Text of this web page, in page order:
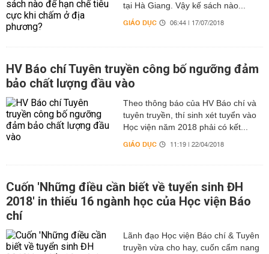
tại Hà Giang. Vậy kế sách nào...
GIÁO DỤC 06:44 | 17/07/2018
HV Báo chí Tuyên truyền công bố ngưỡng đảm
bảo chất lượng đầu vào
Theo thông báo của HV Báo chí và
tuyên truyền, thí sinh xét tuyển vào
Học viện năm 2018 phải có kết...
GIÁO DỤC 11:19 | 22/04/2018
Cuốn 'Những điều cần biết về tuyển sinh ĐH
2018' in thiếu 16 ngành học của Học viện Báo
chí
Lãnh đạo Học viện Báo chí & Tuyên
truyền vừa cho hay, cuốn cẩm nang